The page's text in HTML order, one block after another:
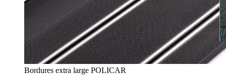
Bordures extra large POLICAR